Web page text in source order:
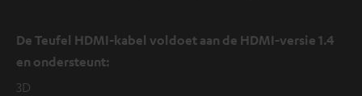
De Teufel HDMI-kabel voldoet aan de HDMI-versie 1.4
en ondersteunt:
3D